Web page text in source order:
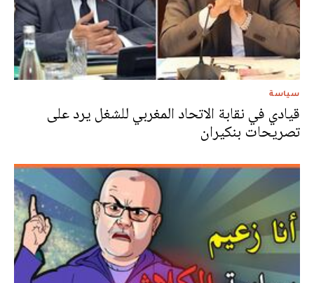
سياسة
قيادي في نقابة الاتحاد المغربي للشغل يرد على
تصريحات بنكيران